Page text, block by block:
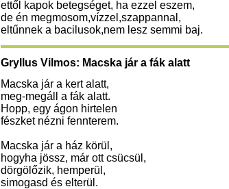
ettől kapok betegséget, ha ezzel eszem,
de én megmosom,vízzel,szappannal,
eltűnnek a bacilusok,nem lesz semmi baj.
Gryllus Vilmos: Macska jár a fák alatt
Macska jár a kert alatt,
meg-megáll a fák alatt.
Hopp, egy ágon hirtelen
fészket nézni fennterem.
Macska jár a ház körül,
hogyha jössz, már ott csücsül,
dörgölőzik, hemperül,
simogasd és elterül.